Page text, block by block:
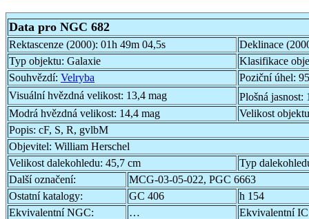
Data pro NGC 682
Rektascenze (2000): 01h 49m 04,5s
Deklinace
Typ objektu: Galaxie
Klasifikace
Souhvězdí: Velryba Poziční úhel:
Visuální hvězdná velikost: 13,4 mag Plošná jasnost:
Modrá hvězdná velikost: 14,4 mag
Velikost
Popis: cF, S, R, gvlbM
Objevitel: William Herschel
Velikost dalekohledu: 45,7 cm
Typ
Další označení:
MCG-03-05-022, PGC 6663
Ostatní katalogy:
GC 406
h 154
Ekvivalentní NGC:
…
Ekvivalentní